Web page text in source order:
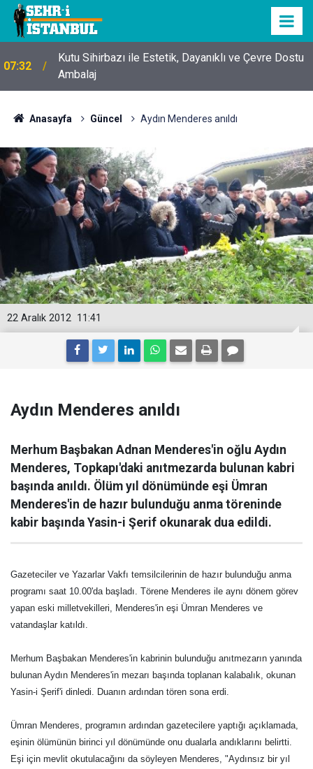
07:32
Kutu Sihirbazı ile Estetik, Dayanıklı ve Çevre Dostu
Ambalaj
Anasayfa Güncel Aydın Menderes anıldı
11:41
22 Aralık 2012
Aydın Menderes anıldı
Merhum Başbakan Adnan Menderes'in oğlu Aydın
Menderes, Topkapı'daki anıtmezarda bulunan kabri
başında anıldı. Ölüm yıl dönümünde eşi Ümran
Menderes'in de hazır bulunduğu anma töreninde
kabir başında Yasin-i Şerif okunarak dua edildi.
Gazeteciler ve Yazarlar Vakfı temsilcilerinin de hazır bulunduğu anma
programı saat 10.00'da başladı. Törene Menderes ile aynı dönem görev
yapan eski milletvekilleri, Menderes'in eşi Ümran Menderes ve
vatandaşlar katıldı.
Merhum Başbakan Menderes'in kabrinin bulunduğu anıtmezarın yanında
bulunan Aydın Menderes'in mezarı başında toplanan kalabalık, okunan
Yasin-i Şerif'i dinledi. Duanın ardından tören sona erdi.
Ümran Menderes, programın ardından gazetecilere yaptığı açıklamada,
eşinin ölümünün birinci yıl dönümünde onu dualarla andıklarını belirtti.
Eşi için mevlit okutulacağını da söyleyen Menderes, "Aydınsız bir yıl